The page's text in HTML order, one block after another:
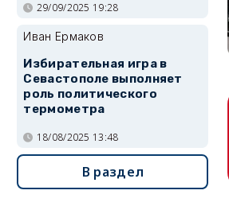
29/09/2025 19:28
Иван Ермаков
Избирательная игра в
Севастополе выполняет
роль политического
термометра
18/08/2025 13:48
В раздел